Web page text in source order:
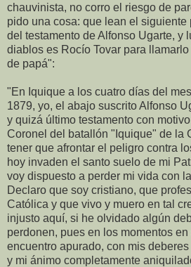
chauvinista, no corro el riesgo de
pido una cosa: que lean el
del testamento de Alfonso Ugarte, y
diablos es Rocío Tovar para
de papá":
"En Iquique a los cuatro días del
1879, yo, el abajo suscrito Alfonso
y quizá último testamento con
Coronel del batallón "Iquique" de la
tener que afrontar el peligro contra
hoy invaden el santo suelo de mi
voy dispuesto a perder mi vida con
Declaro que soy cristiano, que
Católica y que vivo y muero en tal
injusto aquí, si he olvidado algún
perdonen, pues en los momentos
encuentro apurado, con mis
y mi ánimo completamente